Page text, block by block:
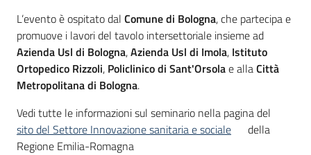
L’evento è ospitato dal Comune di Bologna, che partecipa e
promuove i lavori del tavolo intersettoriale insieme ad
Azienda Usl di Bologna,Azienda Usl di Imola, Istituto
Ortopedico Rizzoli, Policlinico di Sant'Orsolae allaCittà
Metropolitana di Bologna.
Vedi tutte le informazioni sul seminario nella pagina del
sito del Settore Innovazione sanitaria e sociale
della
Regione Emilia-Romagna